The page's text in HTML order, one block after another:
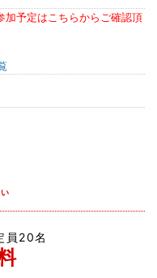
予定はこちらからご確認頂
員20名